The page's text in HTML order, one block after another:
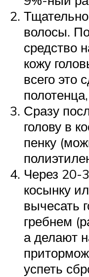
волосы.
средство
кожу
всего это
Сразу
голову в
пенку
Через 20-
косынку
вычесать
гребнем
а делают
успеть